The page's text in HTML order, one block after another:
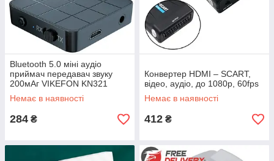
Bluetooth 5.0 міні аудіо
приймач передавач звуку
200мАг VIKEFON KN321
Немає в наявності
284 ₴
Конвертер HDMI – SCART,
відео, аудіо, до 1080p, 60fps
Немає в наявності
412 ₴